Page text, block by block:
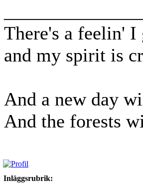
There's a feelin'
and my spirit is
And a new day
And the forests
Inläggsrubrik: